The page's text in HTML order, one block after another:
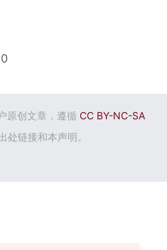
0
原创文章，遵循 CC BY-NC-SA
处链接和本声明。